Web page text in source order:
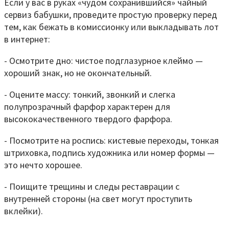
Если у вас в руках «чудом сохранившийся» чайный
сервиз бабушки, проведите простую проверку перед
тем, как бежать в комиссионку или выкладывать лот
в интернет:
- Осмотрите дно: чистое подглазурное клеймо —
хороший знак, но не окончательный.
- Оцените массу: тонкий, звонкий и слегка
полупрозрачный фарфор характерен для
высококачественного твердого фарфора.
- Посмотрите на роспись: кистевые переходы, тонкая
штриховка, подпись художника или номер формы —
это нечто хорошее.
- Поищите трещины и следы реставрации с
внутренней стороны (на свет могут проступить
вклейки).